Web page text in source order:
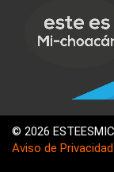
© 2026
Aviso de Privacidad